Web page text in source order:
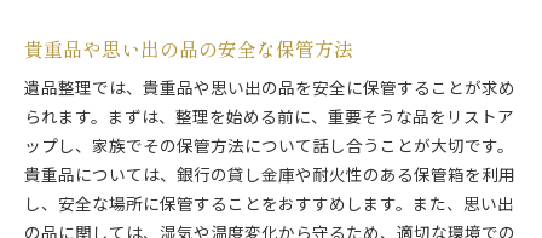
貴重品や思い出の品の安全な保管方法
遺品整理では、貴重品や思い出の品を安全に保管することが求め
られます。まずは、整理を始める前に、重要そうな品をリストア
ップし、家族でその保管方法について話し合うことが大切です。
貴重品については、銀行の貸し金庫や耐火性のある保管箱を利用
し、安全な場所に保管することをおすすめします。また、思い出